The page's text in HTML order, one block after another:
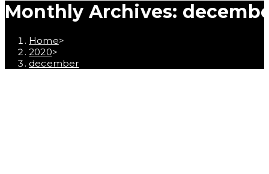
Monthly Archives:
Home>
2020>
december